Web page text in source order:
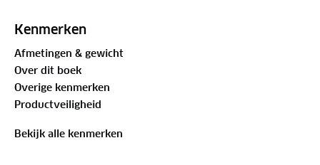
veel ingetekende routes waaronder lange-
kaart veel topografische en toeristische informatie
zoals hoogtelijnen, bezienswaardigheden,
uitzichtpunten, stranden enz. Berghutten en
campings zijn goed terug te vinden op deze kaarten.
Toeristische bezienswaardigheden worden met
Kenmerken
Afmetingen & gewicht
Over dit boek
Overige kenmerken
Productveiligheid
Bekijk alle kenmerken